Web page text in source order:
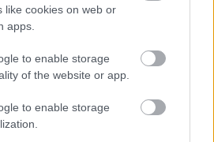
like cookies on web or
apps.
to enable storage
of the website or app.
to enable storage
megye, 5000, Szolnok,